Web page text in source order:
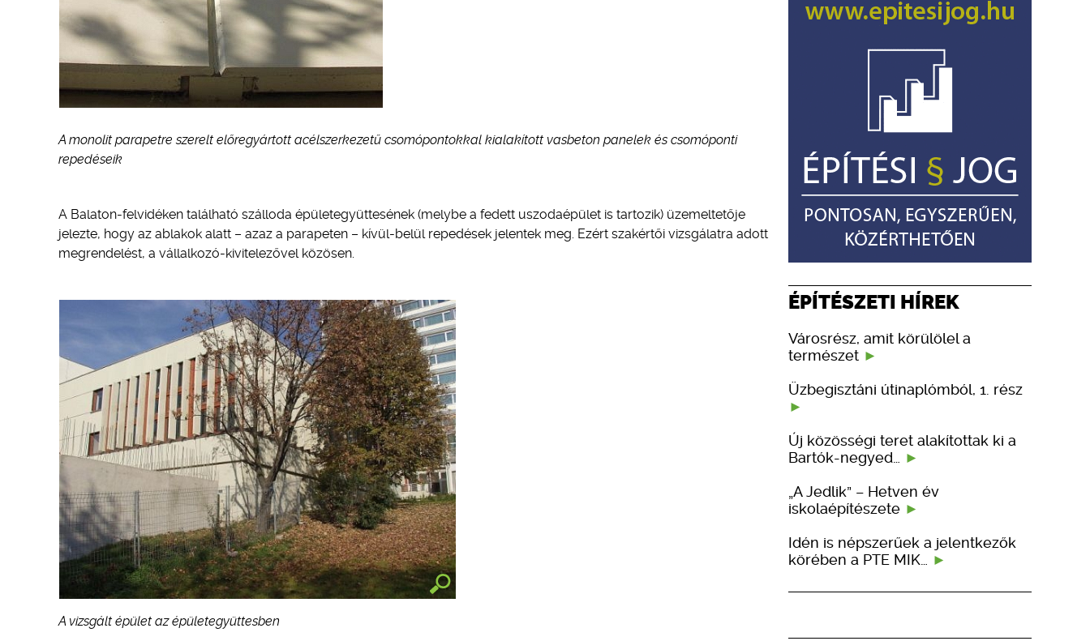
A monolit parapetre szerelt előregyártott acélszerkezetű csomópontokkal kialakított vasbeton panelek és csomóponti
repedéseik
A Balaton-felvidéken található szálloda épületegyüttesének (melybe a fedett uszodaépület is tartozik) üzemeltetője
jelezte, hogy az ablakok alatt – azaz a parapeten – kívül-belül repedések jelentek meg. Ezért szakértői vizsgálatra adott
megrendelést, a vállalkozó-kivitelezővel közösen.
A vizsgált épület az épületegyüttesben
ÉPÍTÉSZETI HÍREK
Városrész, amit körülölel a
természet
Üzbegisztáni útinaplómból, 1. rész
Új közösségi teret alakítottak ki a
Bartók-negyed…
„A Jedlik” – Hetven év
iskolaépítészete
Idén is népszerűek a jelentkezők
körében a PTE MIK…